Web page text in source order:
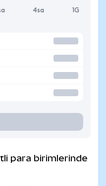
4sa 1G
para birimlerinde